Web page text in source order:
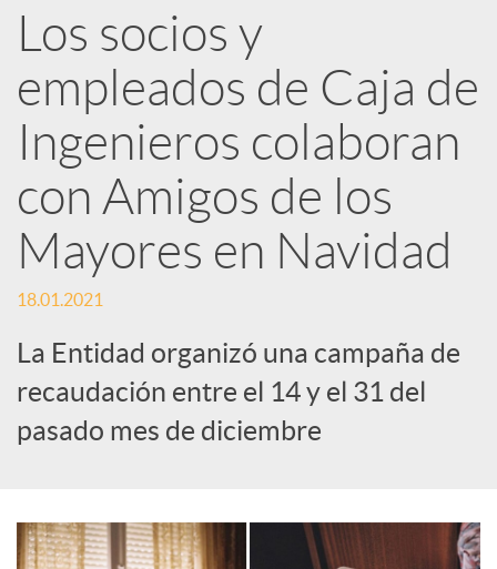
b
l
i
c
d
r
Los socios y
empleados de Caja de
Ingenieros colaboran
con Amigos de los
Mayores en Navidad
18.01.2021
La Entidad organizó una campaña de
recaudación entre el 14 y el 31 del
pasado mes de diciembre